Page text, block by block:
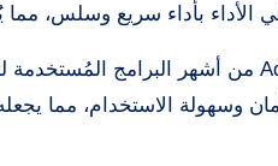
وسهولة الاستخدام، مما